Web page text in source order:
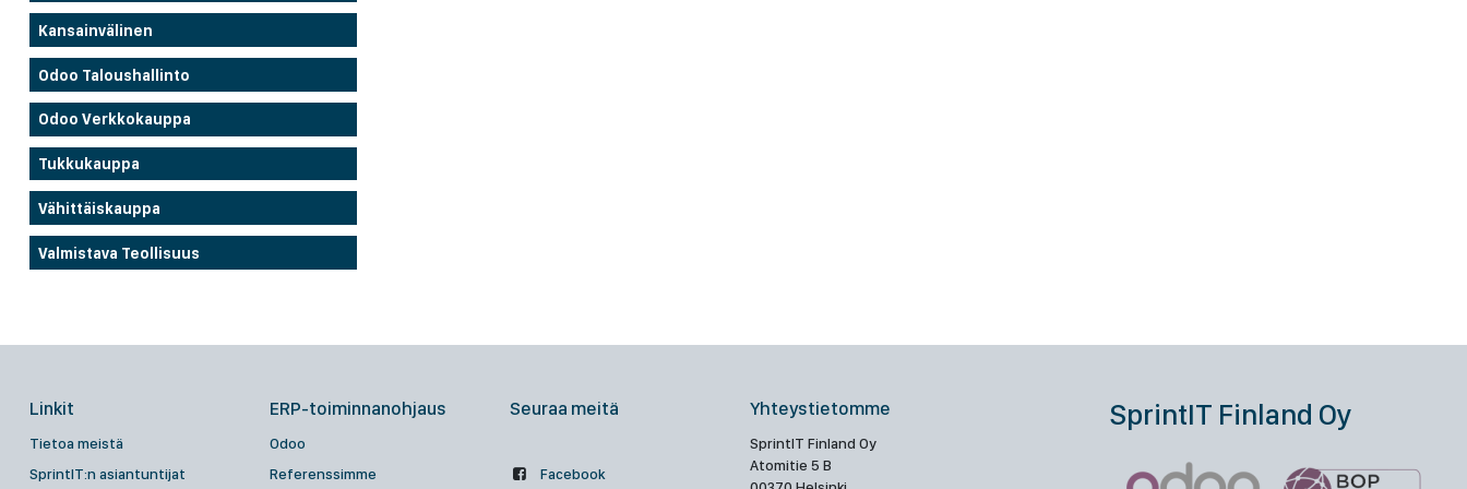
Kansainvälinen
Odoo Taloushallinto
Odoo Verkkokauppa
Tukkukauppa
Vähittäiskauppa
Valmistava Teollisuus
Linkit
Tietoa meistä
SprintIT:n asiantuntijat
ERP-toiminnanohjaus
Odoo
Referenssimme
Seuraa meitä
Facebook
Yhteystietomme
SprintIT Finland Oy
Atomitie 5 B
SprintIT Finland Oy